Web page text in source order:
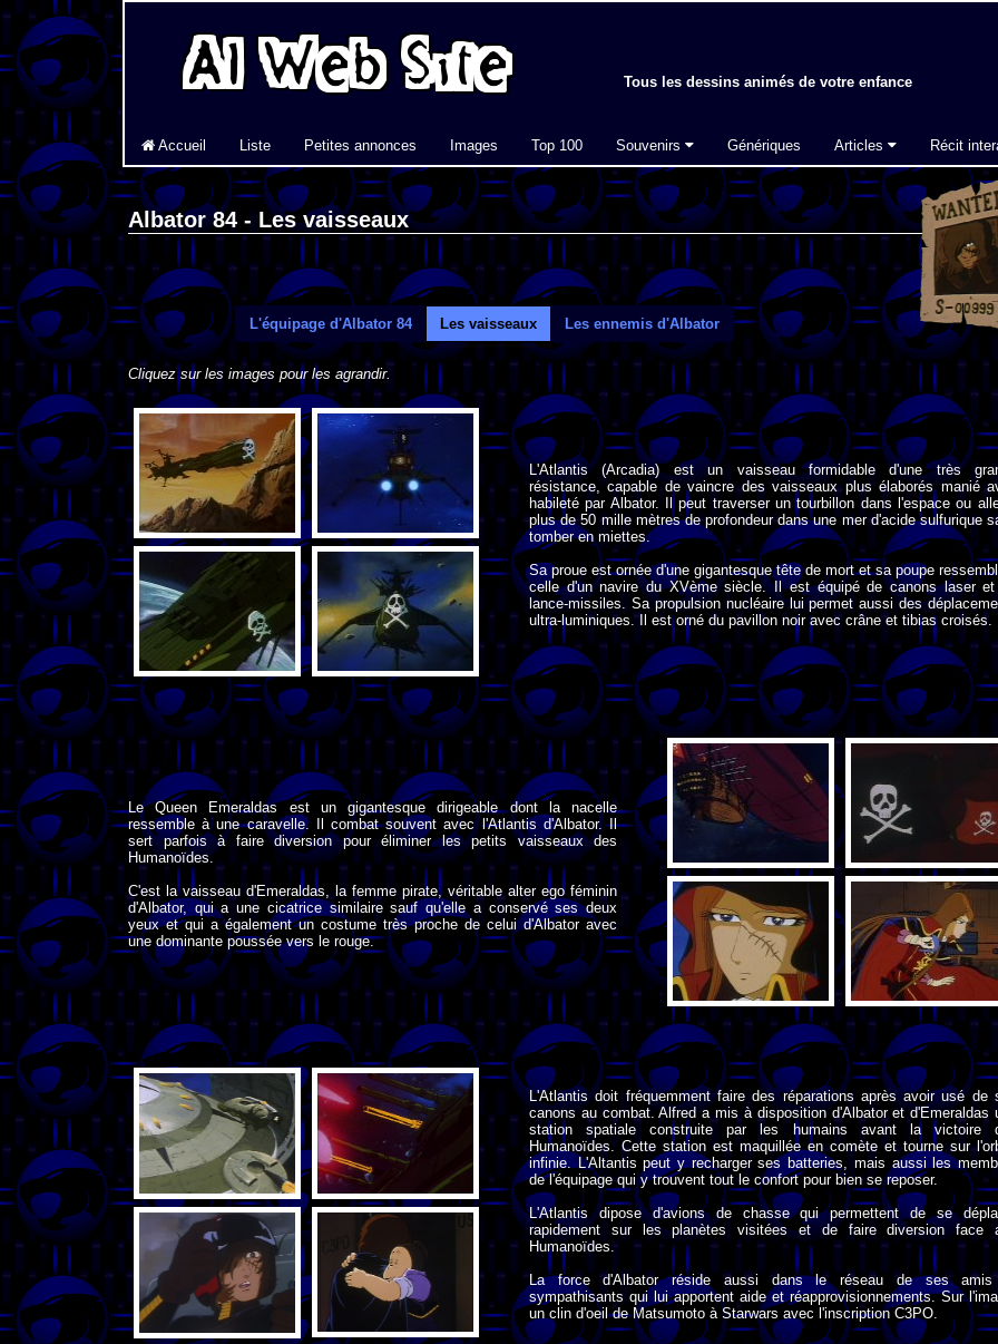
Tous les dessins animés de votre enfance
Accueil Liste Petites annonces Images Top 100 Souvenirs Génériques Articles Récit
Albator 84 - Les vaisseaux
L'équipage d'Albator 84 Les vaisseaux Les ennemis d'Albator
Cliquez sur les images pour les agrandir.
L'Atlantis (Arcadia) est un vaisseau formidable d'une très
résistance, capable de vaincre des vaisseaux plus élaborés manié
habileté par Albator. Il peut traverser un tourbillon dans l'espace ou
plus de 50 mille mètres de profondeur dans une mer d'acide sulfurique
tomber en miettes.
Sa proue est ornée d'une gigantesque tête de mort et sa poupe
celle d'un navire du XVème siècle. Il est équipé de canons laser
lance-missiles. Sa propulsion nucléaire lui permet aussi des
ultra-luminiques. Il est orné du pavillon noir avec crâne et tibias croisés.
Le Queen Emeraldas est un gigantesque dirigeable dont la nacelle
ressemble à une caravelle. Il combat souvent avec l'Atlantis d'Albator. Il
sert parfois à faire diversion pour éliminer les petits vaisseaux des
Humanoïdes.
C'est la vaisseau d'Emeraldas, la femme pirate, véritable alter ego féminin
d'Albator, qui a une cicatrice similaire sauf qu'elle a conservé ses deux
yeux et qui a également un costume très proche de celui d'Albator avec
une dominante poussée vers le rouge.
L'Atlantis doit fréquemment faire des réparations après avoir usé de
canons au combat. Alfred a mis à disposition d'Albator et d'Emeraldas
station spatiale construite par les humains avant la victoire
Humanoïdes. Cette station est maquillée en comète et tourne sur
infinie. L'Altantis peut y recharger ses batteries, mais aussi les
de l'équipage qui y trouvent tout le confort pour bien se reposer.
L'Atlantis dipose d'avions de chasse qui permettent de se
rapidement sur les planètes visitées et de faire diversion face
Humanoïdes.
La force d'Albator réside aussi dans le réseau de ses
sympathisants qui lui apportent aide et réapprovisionnements. Sur
un clin d'oeil de Matsumoto à Starwars avec l'inscription C3PO.